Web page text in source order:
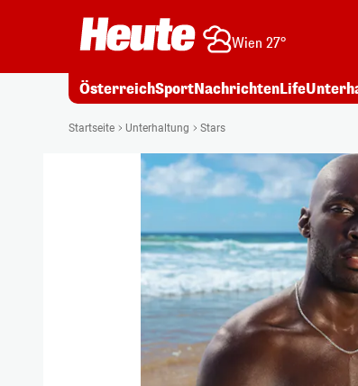
Wien 27°
ÖsterreichSportNachrichtenLife
Startseite Unterhaltung Stars